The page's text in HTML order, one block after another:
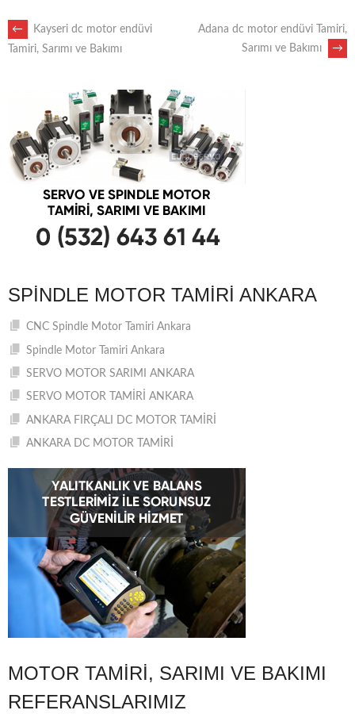
POST
NAVIGATION
←
Kayseri dc motor endüvi
Tamiri, Sarımı ve Bakımı
Adana dc motor endüvi Tamiri,
Sarımı ve Bakımı
→
SPINDLE MOTOR TAMIRI ANKARA
CNC Spindle Motor Tamiri Ankara
Spindle Motor Tamiri Ankara
SERVO MOTOR SARIMI ANKARA
SERVO MOTOR TAMİRİ ANKARA
ANKARA FIRÇALI DC MOTOR TAMİRİ
ANKARA DC MOTOR TAMİRİ
MOTOR TAMIRI, SARIMI VE BAKIMI
REFERANSLARIMIZ